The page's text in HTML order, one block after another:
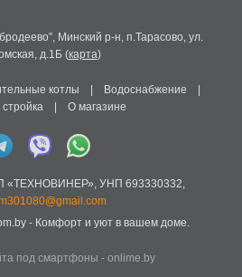
Минский р-н, п.Тарасово, ул.
д.1Б(карта)
котлы Водоснабжение
О магазине
«ТЕХНОВИНЕР», УНП 693330332,
- Комфорт и уют в вашем доме.
под смартфоны - onlime.by